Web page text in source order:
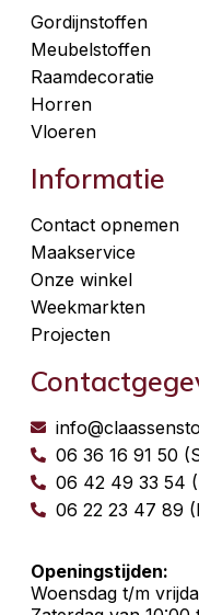
Gordijnstoffen
Meubelstoffen
Raamdecoratie
Horren
Vloeren
Informatie
Contact opnemen
Maakservice
Onze winkel
Weekmarkten
Projecten
06 36 16 91 50
06 42 49 33 54
06 22 23 47 89
Openingstijden:
Woensdag t/m